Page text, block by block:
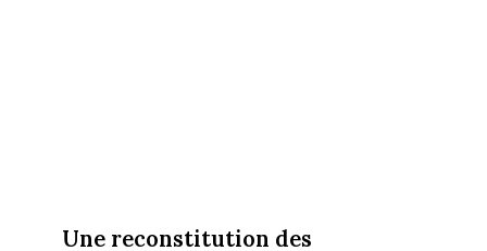
Une reconstitution des